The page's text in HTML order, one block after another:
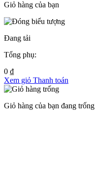
Giỏ hàng của bạn
Đang tải
Tổng phụ:
0 ₫
Xem giỏ Thanh toán
Giỏ hàng của bạn đang trống